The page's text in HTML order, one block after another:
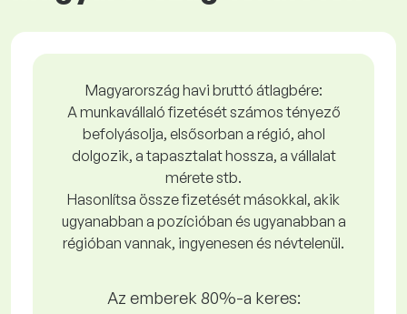
Magyarország havi bruttó átlagbére:
A munkavállaló fizetését számos tényező
befolyásolja, elsősorban a régió, ahol
dolgozik, a tapasztalat hossza, a vállalat
mérete stb.
Hasonlítsa össze fizetését másokkal, akik
ugyanabban a pozícióban és ugyanabban a
régióban vannak, ingyenesen és névtelenül.
Az emberek 80%-a keres: